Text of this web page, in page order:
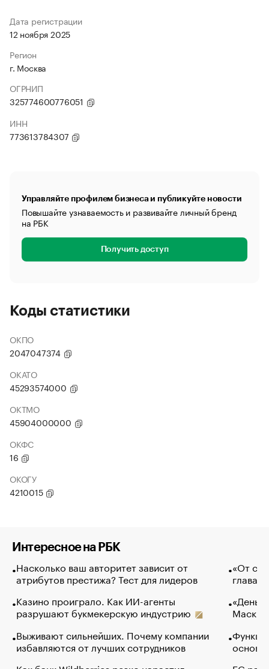
Дата регистрации
12 ноября 2025
Регион
г. Москва
ОГРНИП
325774600776051
ИНН
773613784307
Управляйте профилем бизнеса и публикуйте новости
Повышайте узнаваемость и развивайте личный бренд
на РБК
Получить доступ
Коды статистики
ОКПО
2047047374
ОКАТО
45293574000
ОКТМО
45904000000
ОКФС
16
ОКОГУ
4210015
Интересное на РБК
Насколько ваш авторитет зависит от
атрибутов престижа? Тест для лидеров
Казино проиграло. Как ИИ-агенты
разрушают букмекерскую индустрию
Выживают сильнейших. Почему компании
избавляются от лучших сотрудников
«От
глава
Маск в
основ